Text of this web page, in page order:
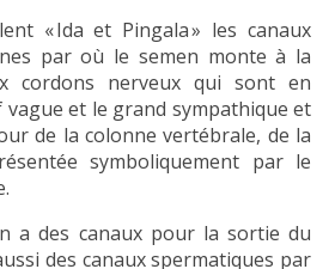
« Ida et Pingala » les canaux
par où le semen monte à la
cordons nerveux qui sont en
et le grand sympathique et
de la colonne vertébrale, de la
symboliquement par le
a des canaux pour la sortie du
des canaux spermatiques par